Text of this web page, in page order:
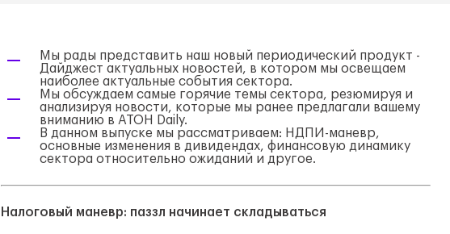
Мы рады представить наш новый периодический продукт -
Дайджест актуальных новостей, в котором мы освещаем
наиболее актуальные события сектора.
Мы обсуждаем самые горячие темы сектора, резюмируя и
анализируя новости, которые мы ранее предлагали вашему
вниманию в АТОН Daily.
В данном выпуске мы рассматриваем: НДПИ-маневр,
основные изменения в дивидендах, финансовую динамику
сектора относительно ожиданий и другое.
Налоговый маневр: паззл начинает складываться